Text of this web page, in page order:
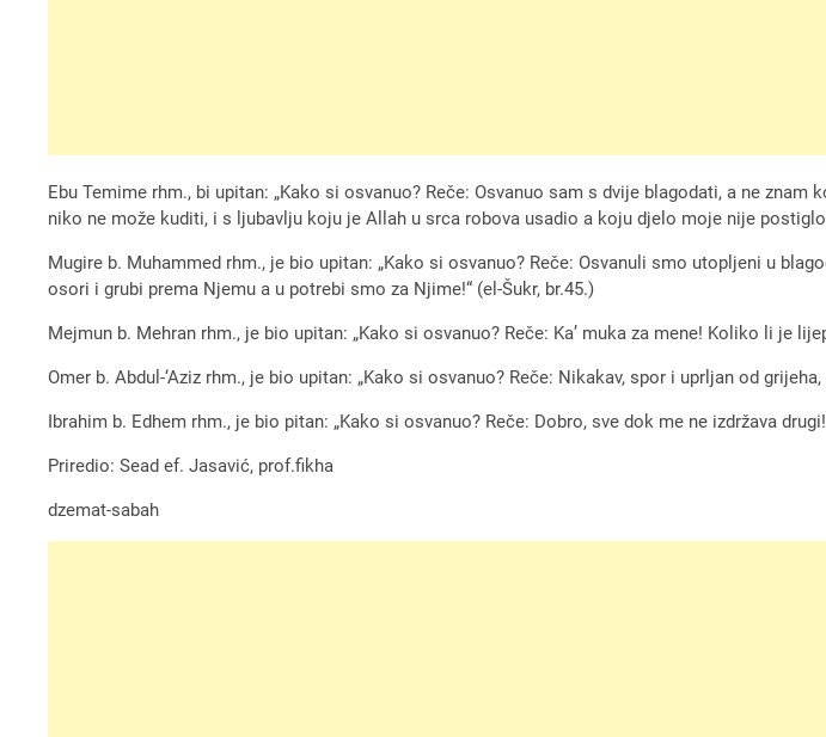
Ebu Temime rhm., bi upitan: „Kako si osvanuo? Reče: Osvanuo sam s dvije blagodati, a ne
niko ne može kuditi, i s ljubavlju koju je Allah u srca robova usadio a koju djelo moje nije
Mugire b. Muhammed rhm., je bio upitan: „Kako si osvanuo? Reče: Osvanuli smo utopljeni u
osori i grubi prema Njemu a u potrebi smo za Njime!“ (el-Šukr, br.45.)
Mejmun b. Mehran rhm., je bio upitan: „Kako si osvanuo? Reče: Ka’ muka za mene! Koliko li je
Omer b. Abdul-‘Aziz rhm., je bio upitan: „Kako si osvanuo? Reče: Nikakav, spor i uprljan od
Ibrahim b. Edhem rhm., je bio pitan: „Kako si osvanuo? Reče: Dobro, sve dok me ne izdržava
Priredio: Sead ef. Jasavić, prof.fikha
dzemat-sabah